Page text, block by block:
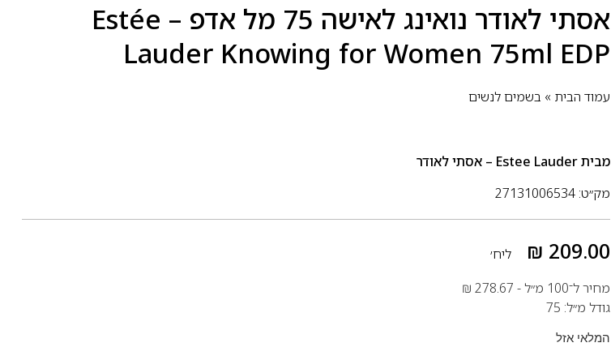
אסתי לאודר נואינג לאישה 75 מל אדפ – Estée
Lauder Knowing for Women 75ml EDP
עמוד הבית » בשמים לנשים
מביתEstee Lauder – אסתי לאודר
מק״ט: 27131006534
₪ 209.00
ליח׳
מחיר ל־100 מ״ל -
₪ 278.67
גודל מ״ל: 75
המלאי אזל